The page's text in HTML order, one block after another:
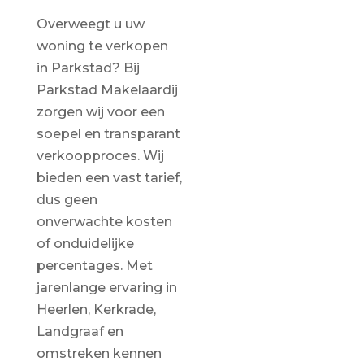
Overweegt u uw
woning te verkopen
in Parkstad? Bij
Parkstad Makelaardij
zorgen wij voor een
soepel en transparant
verkoopproces. Wij
bieden een vast tarief,
dus geen
onverwachte kosten
of onduidelijke
percentages. Met
jarenlange ervaring in
Heerlen, Kerkrade,
Landgraaf en
omstreken kennen